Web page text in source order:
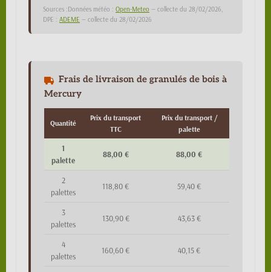
Sources :Données météo : Open-Meteo — collecte du 28/02/2026,
DPE : ADEME — collecte du 28/02/2026
Frais de livraison de granulés de bois à
Mercury
Quantité
Prix du transport
TTC
Prix du transport /
palette
1
palette
88,00 € 88,00 €
2
palettes
118,80 € 59,40 €
3
palettes
130,90 € 43,63 €
4
palettes
160,60 € 40,15 €